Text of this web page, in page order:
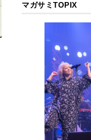
マガサミTOPIX